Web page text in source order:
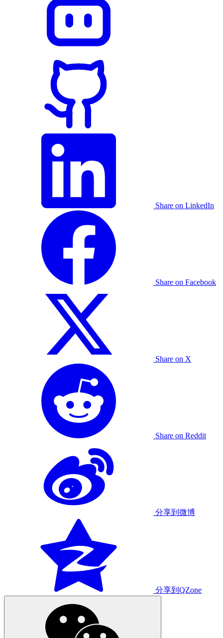
Share on LinkedIn
Share on Facebook
Share on X
Share on Reddit
分享到微博
分享到QZone